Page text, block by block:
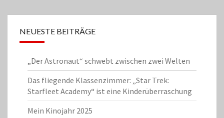
NEUESTE BEITRÄGE
„Der Astronaut“ schwebt zwischen zwei Welten
Das fliegende Klassenzimmer: „Star Trek:
Starfleet Academy“ ist eine Kinderüberraschung
Mein Kinojahr 2025